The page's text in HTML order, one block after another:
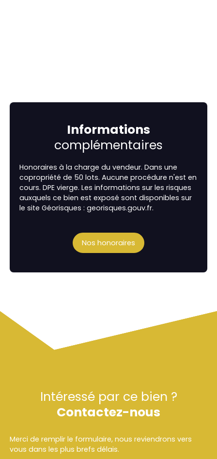
Informations
complémentaires
Honoraires à la charge du vendeur. Dans une
copropriété de 50 lots. Aucune procédure n'est en
cours. DPE vierge. Les informations sur les risques
auxquels ce bien est exposé sont disponibles sur
le site Géorisques : georisques.gouv.fr.
Nos honoraires
Intéressé par ce bien ?
Contactez-nous
Merci de remplir le formulaire, nous reviendrons vers
vous dans les plus brefs délais.